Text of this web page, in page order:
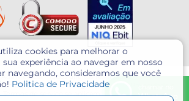
WhatsApp
cookies para melhorar o
experiência ao navegar em nosso
navegando, consideramos que você
Politica de Privacidade
Medical - Todos direitos reservados.
reCAPTCHA e o GooglePolítica de Privacidade
Termos de serviçose aplicam.